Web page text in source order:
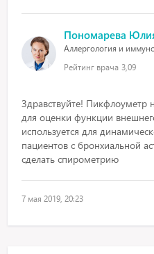
Пономарева
Аллергология и
Рейтинг врача 3,09
Здравствуйте! Пикфлоуметр
для оценки функции
используется для
пациентов с бронхиальной
сделать спирометрию
7 мая 2019, 20:23